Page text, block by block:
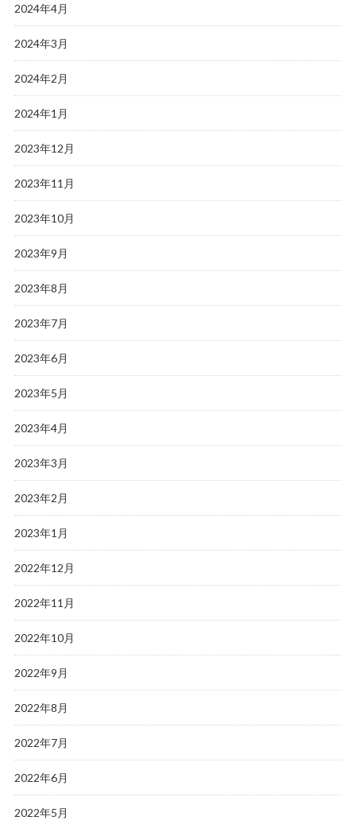
2024年4月
2024年3月
2024年2月
2024年1月
2023年12月
2023年11月
2023年10月
2023年9月
2023年8月
2023年7月
2023年6月
2023年5月
2023年4月
2023年3月
2023年2月
2023年1月
2022年12月
2022年11月
2022年10月
2022年9月
2022年8月
2022年7月
2022年6月
2022年5月